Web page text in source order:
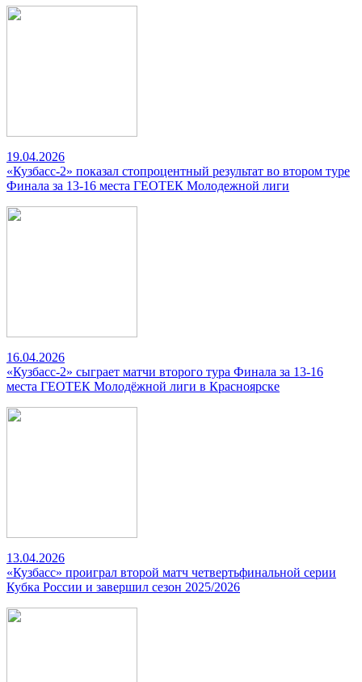
19.04.2026
«Кузбасс-2» показал стопроцентный результат во втором туре
Финала за 13-16 места ГЕОТЕК Молодежной лиги
16.04.2026
«Кузбасс-2» сыграет матчи второго тура Финала за 13-16
места ГЕОТЕК Молодёжной лиги в Красноярске
13.04.2026
«Кузбасс» проиграл второй матч четвертьфинальной серии
Кубка России и завершил сезон 2025/2026